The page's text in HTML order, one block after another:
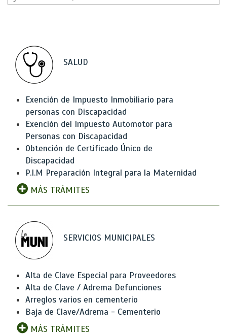
SALUD
Exención de Impuesto Inmobiliario para
personas con Discapacidad
Exención del Impuesto Automotor para
Personas con Discapacidad
Obtención de Certificado Único de
Discapacidad
P.I.M Preparación Integral para la Maternidad
MÁS TRÁMITES
SERVICIOS MUNICIPALES
Alta de Clave Especial para Proveedores
Alta de Clave / Adrema Defunciones
Arreglos varios en cementerio
Baja de Clave/Adrema - Cementerio
MÁS TRÁMITES